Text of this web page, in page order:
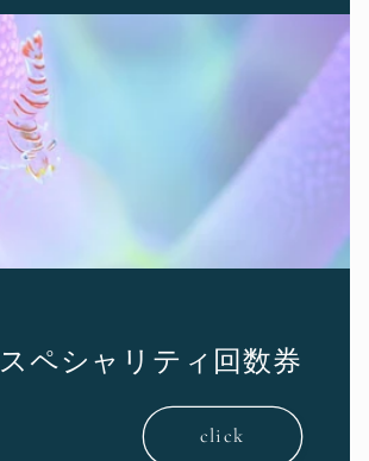
スペシャリティ回数券
click